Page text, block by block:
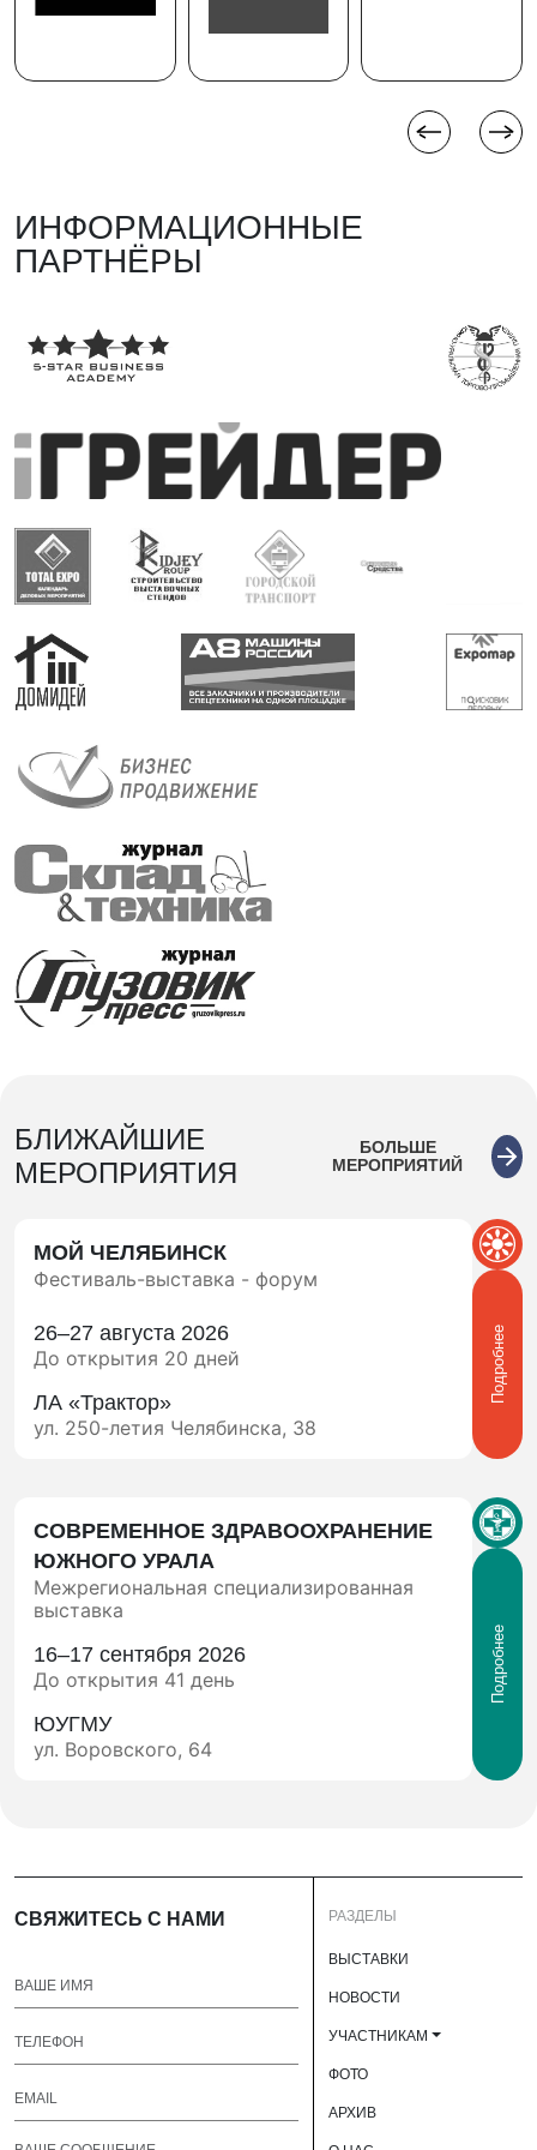
— флешмобы от Движения Первых и ХК
— уличный баскетбол от БК «ЧелБаскет»
ИНФОРМАЦИОННЫЕ
ПАРТНЁРЫ
БЛИЖАЙШИЕ
МЕРОПРИЯТИЯ
БОЛЬШЕ
МЕРОПРИЯТИЙ
МОЙ ЧЕЛЯБИНСК
Фестиваль-выставка - форум
26–27 августа 2026
До открытия 20 дней
ЛА «Трактор»
ул. 250-летия Челябинска, 38
Подробнее
СОВРЕМЕННОЕ ЗДРАВООХРАНЕНИЕ
ЮЖНОГО УРАЛА
Межрегиональная специализированная
выставка
16–17 сентября 2026
До открытия 41 день
ЮУГМУ
ул. Воровского, 64
Подробнее
СВЯЖИТЕСЬ С НАМИ РАЗДЕЛЫ
ВЫСТАВКИ
НОВОСТИ
УЧАСТНИКАМ
ФОТО
АРХИВ